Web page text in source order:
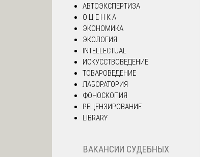
АВТОЭКСПЕРТИЗА
О Ц Е Н К А
ЭКОНОМИКА
ЭКОЛОГИЯ
INTELLECTUAL
ИСКУССТВОВЕДЕНИЕ
ТОВАРОВЕДЕНИЕ
ЛАБОРАТОРИЯ
ФОНОСКОПИЯ
РЕЦЕНЗИРОВАНИЕ
LIBRARY
ВАКАНСИИ СУДЕБНЫХ